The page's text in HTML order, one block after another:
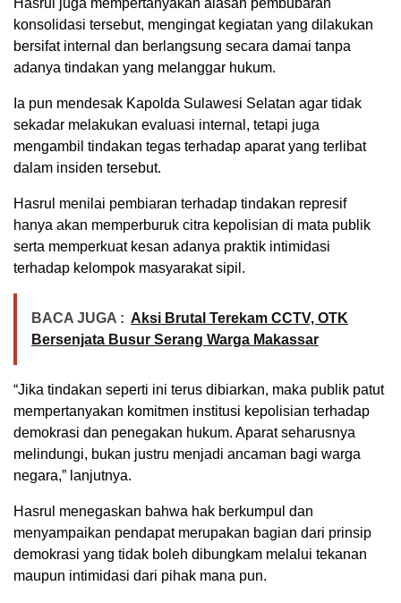
Hasrul juga mempertanyakan alasan pembubaran
konsolidasi tersebut, mengingat kegiatan yang dilakukan
bersifat internal dan berlangsung secara damai tanpa
adanya tindakan yang melanggar hukum.
Ia pun mendesak Kapolda Sulawesi Selatan agar tidak
sekadar melakukan evaluasi internal, tetapi juga
mengambil tindakan tegas terhadap aparat yang terlibat
dalam insiden tersebut.
Hasrul menilai pembiaran terhadap tindakan represif
hanya akan memperburuk citra kepolisian di mata publik
serta memperkuat kesan adanya praktik intimidasi
terhadap kelompok masyarakat sipil.
BACA JUGA : Aksi Brutal Terekam CCTV, OTK
Bersenjata Busur Serang Warga Makassar
“Jika tindakan seperti ini terus dibiarkan, maka publik patut
mempertanyakan komitmen institusi kepolisian terhadap
demokrasi dan penegakan hukum. Aparat seharusnya
melindungi, bukan justru menjadi ancaman bagi warga
negara,” lanjutnya.
Hasrul menegaskan bahwa hak berkumpul dan
menyampaikan pendapat merupakan bagian dari prinsip
demokrasi yang tidak boleh dibungkam melalui tekanan
maupun intimidasi dari pihak mana pun.